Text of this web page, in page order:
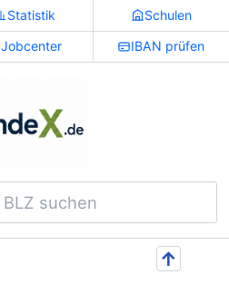
Statistik Schulen
Jobcenter IBAN prüfen
↑